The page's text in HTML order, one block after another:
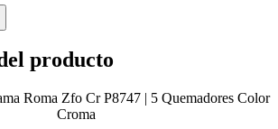
producto
Roma Zfo Cr P8747 | 5 Quemadores Color
Croma